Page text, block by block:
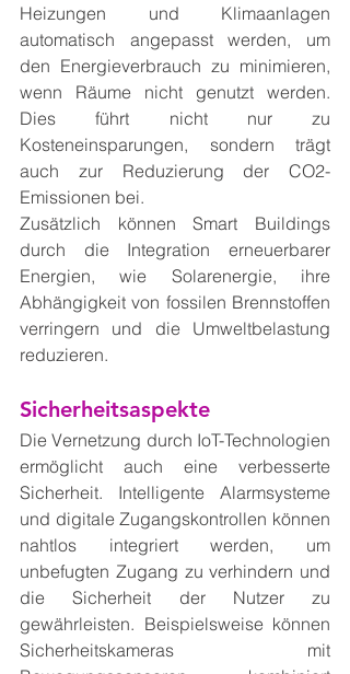
Heizungen und Klimaanlagen
automatisch angepasst werden, um
den Energieverbrauch zu minimieren,
wenn Räume nicht genutzt werden.
Dies führt nicht nur zu
Kosteneinsparungen, sondern trägt
auch zur Reduzierung der CO2-
Emissionen bei.
Zusätzlich können Smart Buildings
durch die Integration erneuerbarer
Energien, wie Solarenergie, ihre
Abhängigkeit von fossilen Brennstoffen
verringern und die Umweltbelastung
reduzieren.
Sicherheitsaspekte
Die Vernetzung durch IoT-Technologien
ermöglicht auch eine verbesserte
Sicherheit. Intelligente Alarmsysteme
und digitale Zugangskontrollen können
nahtlos integriert werden, um
unbefugten Zugang zu verhindern und
die Sicherheit der Nutzer zu
gewährleisten. Beispielsweise können
Sicherheitskameras mit